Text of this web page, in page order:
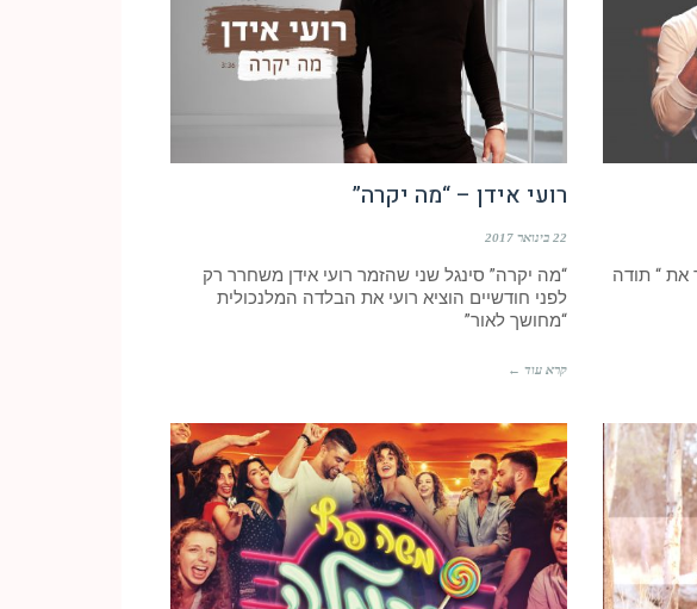
את “ תודה
רועי אידן – “מה יקרה”
22 בינואר 2017
“מה יקרה” סינגל שני שהזמר רועי אידן משחרר רק
לפני חודשיים הוציא רועי את הבלדה המלנכולית
“מחושך לאור”
קרא עוד ←